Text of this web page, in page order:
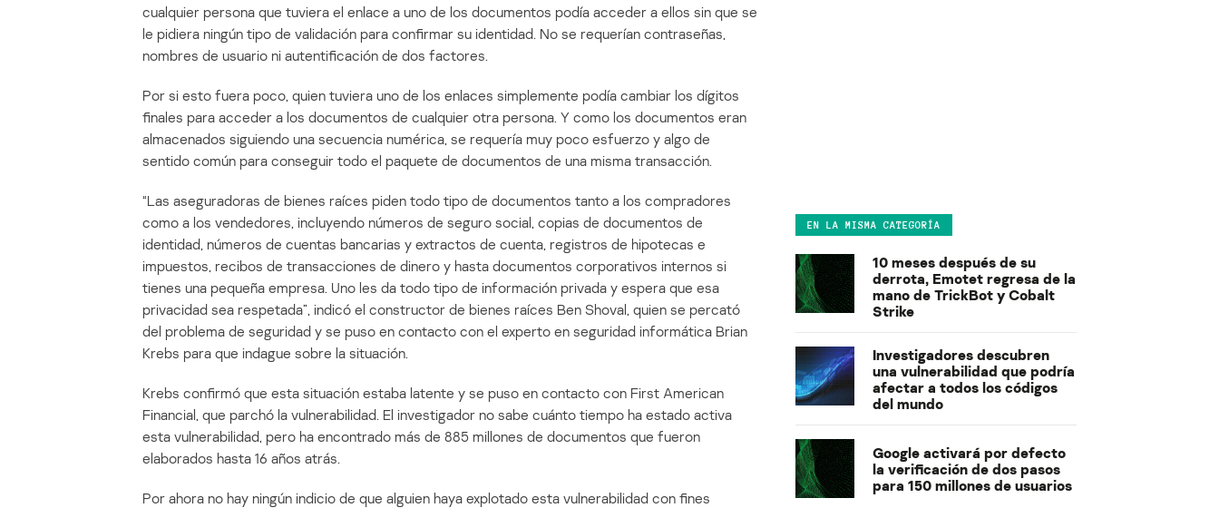
cualquier persona que tuviera el enlace a uno de los documentos podía acceder a ellos sin que se
le pidiera ningún tipo de validación para confirmar su identidad. No se requerían contraseñas,
nombres de usuario ni autentificación de dos factores.
Por si esto fuera poco, quien tuviera uno de los enlaces simplemente podía cambiar los dígitos
finales para acceder a los documentos de cualquier otra persona. Y como los documentos eran
almacenados siguiendo una secuencia numérica, se requería muy poco esfuerzo y algo de
sentido común para conseguir todo el paquete de documentos de una misma transacción.
“Las aseguradoras de bienes raíces piden todo tipo de documentos tanto a los compradores
como a los vendedores, incluyendo números de seguro social, copias de documentos de
identidad, números de cuentas bancarias y extractos de cuenta, registros de hipotecas e
impuestos, recibos de transacciones de dinero y hasta documentos corporativos internos si
tienes una pequeña empresa. Uno les da todo tipo de información privada y espera que esa
privacidad sea respetada”, indicó el constructor de bienes raíces Ben Shoval, quien se percató
del problema de seguridad y se puso en contacto con el experto en seguridad informática Brian
Krebs para que indague sobre la situación.
Krebs confirmó que esta situación estaba latente y se puso en contacto con First American
Financial, que parchó la vulnerabilidad. El investigador no sabe cuánto tiempo ha estado activa
esta vulnerabilidad, pero ha encontrado más de 885 millones de documentos que fueron
elaborados hasta 16 años atrás.
Por ahora no hay ningún indicio de que alguien haya explotado esta vulnerabilidad con fines
EN LA MISMA CATEGORÍA
10 meses después de su
derrota, Emotet regresa de la
mano de TrickBot y Cobalt
Strike
Investigadores descubren
una vulnerabilidad que podría
afectar a todos los códigos
del mundo
Google activará por defecto
la verificación de dos pasos
para 150 millones de usuarios